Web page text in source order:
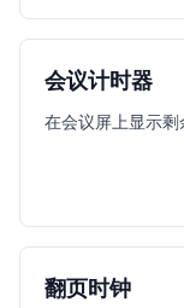
会议计时器
在会议屏上显示剩
翻页时钟